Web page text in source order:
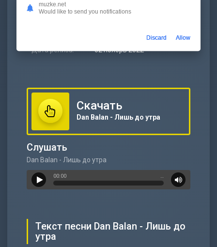
Размер: 8.29 МБ
Дата релиза: 02 ноябрь 2022
Скачать
Dan Balan - Лишь до утра
Слушать
Dan Balan - Лишь до утра
00:00 …
Текст песни Dan Balan - Лишь до
утра
muzke.net
Would like to send you notifications
Discard Allow